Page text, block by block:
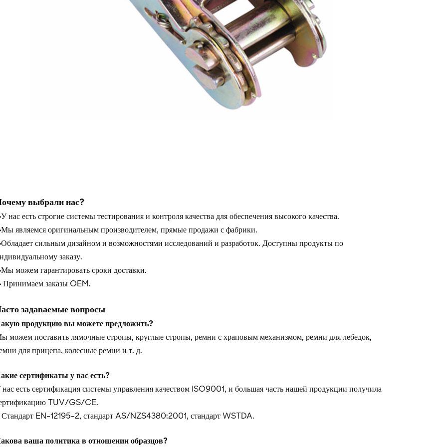
выбрали нас?
нас есть строгие системы тестирования и контроля качества для обеспечения высокого качества.
являемся оригинальным производителем, прямые продажи с фабрики.
сильным дизайном и возможностями исследований и разработок. Доступны продукты по
заказу.
можем гарантировать сроки доставки.
заказы OEM.
задаваемые вопросы
продукцию вы можете предложить?
можем поставить лямочные стропы, круглые стропы, ремни с храповым механизмом, ремни для лебедок,
для прицепа, колесные ремни и т. д.
сертификаты у вас есть?
есть сертификация системы управления качеством ISO9001, и большая часть нашей продукции получила
TUV/GS/CE.
Стандарт EN-12195-2, стандарт AS/NZS4380:2001, стандарт WSTDA.
ваша политика в отношении образцов?